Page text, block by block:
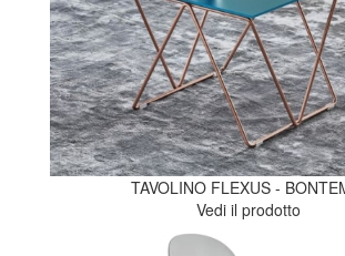
TAVOLINO FLEXUS -
Vedi il prodotto